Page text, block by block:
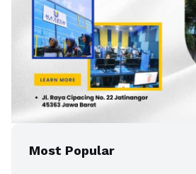
Most Popular